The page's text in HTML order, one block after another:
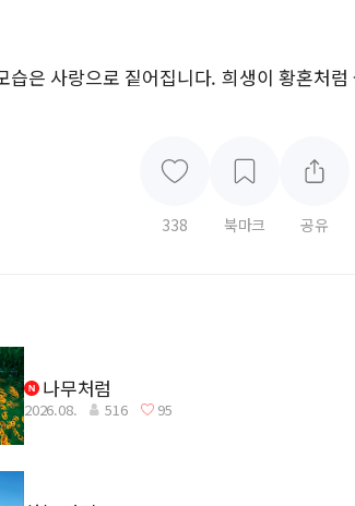
습은 사랑으로 짙어집니다. 희생이 황혼처럼
338 북마크 공유
나무처럼
2026.08. 516 95